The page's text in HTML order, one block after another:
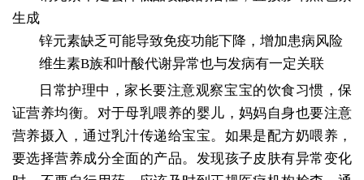
生成
锌元素缺乏可能导致免疫功能下降，增加患病风险
维生素B族和叶酸代谢异常也与发病有一定关联
日常护理中，家长要注意观察宝宝的饮食习惯，保
证营养均衡。对于母乳喂养的婴儿，妈妈自身也要注意
营养摄入，通过乳汁传递给宝宝。如果是配方奶喂养，
要选择营养成分全面的产品。发现孩子皮肤有异常变化